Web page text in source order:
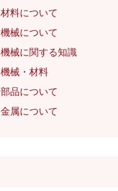
材料について
機械について
機械に関する知識
機械・材料
部品について
金属について